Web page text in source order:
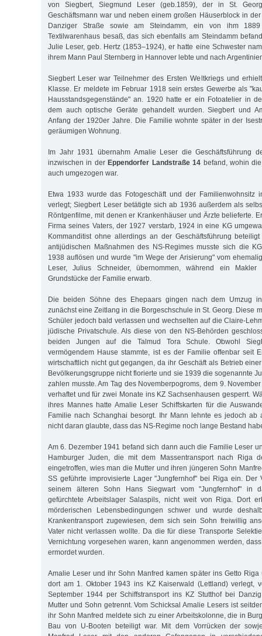
von Siegbert, Siegmund Leser (geb.1859), der in St.
Geschäftsmann war und neben einem großen Häuserblock in
Danziger Straße sowie am Steindamm, ein von ihm 1889
Textilwarenhaus besaß, das sich ebenfalls am Steindamm
Julie Leser, geb. Hertz (1853–1924), er hatte eine Schwester
ihrem Mann Paul Sternberg in Hannover lebte und nach
Siegbert Leser war Teilnehmer des Ersten Weltkriegs und
Klasse. Er meldete im Februar 1918 sein erstes Gewerbe als
Hausstandsgegenstände" an. 1920 hatte er ein Fotoatelier in
dem auch optische Geräte gehandelt wurden. Siegbert und
Anfang der 1920er Jahre. Die Familie wohnte später in der
geräumigen Wohnung.
Im Jahr 1931 übernahm Amalie Leser die Geschäftsführung
inzwischen in derEppendorfer Landstraße 14 befand, wohin
auch umgezogen war.
Etwa 1933 wurde das Fotogeschäft und der Familienwohnsitz
verlegt; Siegbert Leser betätigte sich ab 1936 außerdem als
Röntgenfilme, mit denen er Krankenhäuser und Ärzte belieferte.
Firma seines Vaters, der 1927 verstarb, 1924 in eine KG
Kommanditist ohne allerdings an der Geschäftsführung
antijüdischen Maßnahmen des NS-Regimes musste sich die
1938 auflösen und wurde "im We­ge der Arisierung" vom
Leser, Julius Schneider, übernommen, während ein
Grundstücke der Familie erwarb.
Die beiden Söhne des Ehepaars gingen nach dem Umzug
zunächst eine Zeitlang in die Borgeschschule in St. Georg. Diese
Schüler jedoch bald verlassen und wechselten auf die Claire-
jüdische Privatschule. Als diese von den NS-Behörden
beiden Jungen auf die Talmud Tora Schule. Obwohl
vermögendem Hause stammte, ist es der Familie offenbar seit
wirtschaftlich nicht gut gegangen, da ihr Geschäft als Betrieb
Bevölkerungsgruppe nicht florierte und sie 1939 die sogenannte
zahlen musste. Am Tag des Novemberpogroms, dem 9.
verhaftet und für zwei Monate ins KZ Sachsenhausen gesperrt.
ihres Mannes hatte Amalie Leser Schiffskarten für die
Familie nach Schanghai besorgt. Ihr Mann lehnte es jedoch ab
nicht daran glaubte, dass das NS-Regime noch lange Bestand
Am 6. Dezember 1941 befand sich dann auch die Familie Leser
Hamburger Juden, die mit dem Massentransport nach Riga
eingetroffen, wies man die Mutter und ihren jüngeren Sohn
SS geführte improvisierte Lager "Jungfernhof" bei Riga ein. Der
seinem älteren Sohn Hans Siegwart vom "Jungfernhof" in
gefürchtete Arbeitslager Salaspils, nicht weit von Riga. Dort
mörderischen Lebensbedingungen schwer und wurde
Krankentransport zugewiesen, dem sich sein Sohn freiwillig
Vater nicht verlassen wollte. Da die für diese Transporte
Vernichtung vorgesehen waren, kann angenommen werden,
ermordet wurden.
Amalie Leser und ihr Sohn Manfred kamen später ins Getto
dort am 1. Oktober 1943 ins KZ Kaiserwald (Lettland) verlegt,
September 1944 per Schiffstransport ins KZ Stutthof bei
Mutter und Sohn getrennt. Vom Schicksal Amalie Lesers ist
ihr Sohn Manfred meldete sich zu einer Arbeitskolonne, die in
Bau von U-Booten beteiligt war. Mit dem Vorrücken der